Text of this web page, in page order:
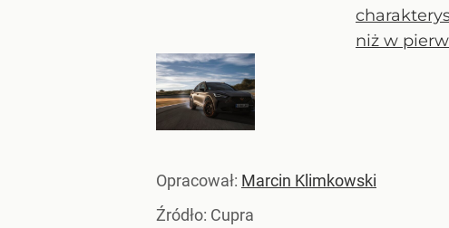
niż w
Opracował: Marcin Klimkowski
Źródło: Cupra